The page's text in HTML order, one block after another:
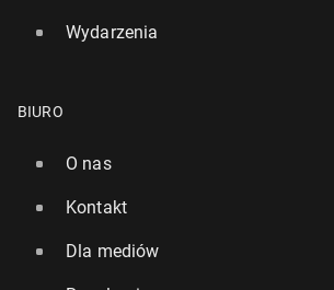
Wydarzenia
BIURO
O nas
Kontakt
Dla mediów